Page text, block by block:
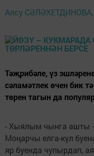
Алсу СӘЛӘХЕТДИНОВА,
Тәҗрибәле, үз
сәламәтлек өчен бик
төрен тагын да
- Хыялым чынга ашты
Моңарчы елга-күл
яр буенда чупырдап,